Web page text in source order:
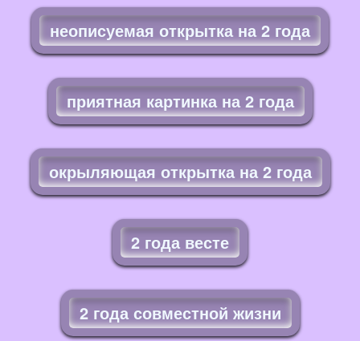
неописуемая открытка на 2 года
приятная картинка на 2 года
окрыляющая открытка на 2 года
2 года весте
2 года совместной жизни